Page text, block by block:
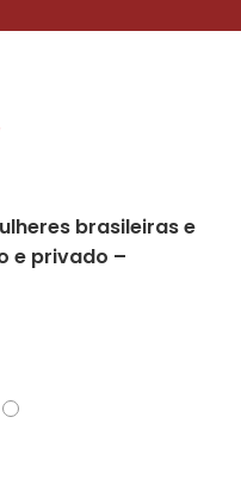
brasileiras e
e privado –